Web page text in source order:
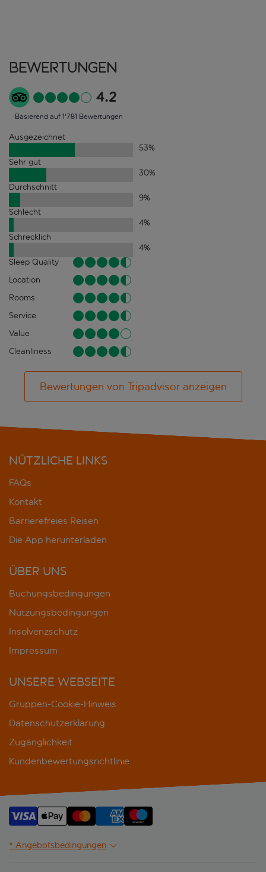
Bewertungen
4.2
Basierend auf 1'781 Bewertungen
Ausgezeichnet
53%
Sehr gut
30%
Durchschnitt
9%
Schlecht
4%
Schrecklich
4%
Sleep Quality
Location
Rooms
Service
Value
Cleanliness
Bewertungen von Tripadvisor anzeigen
NÜTZLICHE LINKS
FAQs
Kontakt
Barrierefreies Reisen
Die App herunterladen
ÜBER UNS
Buchungsbedingungen
Nutzungsbedingungen
Insolvenzschutz
Impressum
UNSERE WEBSEITE
Gruppen-Cookie-Hinweis
Datenschutzerklärung
Zugänglichkeit
Kundenbewertungsrichtlinie
* Angebotsbedingungen